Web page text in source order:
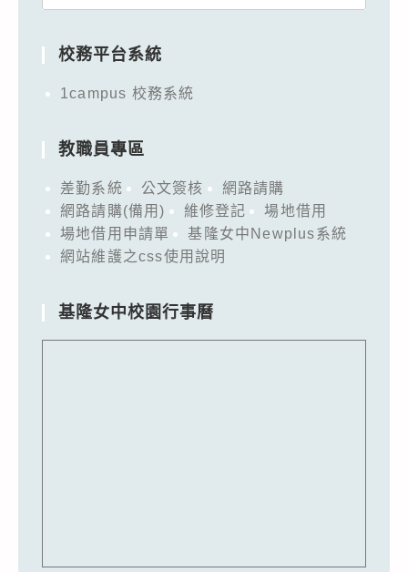
校務平台系統
1campus 校務系統
教職員專區
差勤系統 公文簽核
網路請購
網路請購(備用)
維修登記
場地借用
場地借用申請單
基隆女中Newplus系統
網站維護之css使用說明
基隆女中校園行事曆